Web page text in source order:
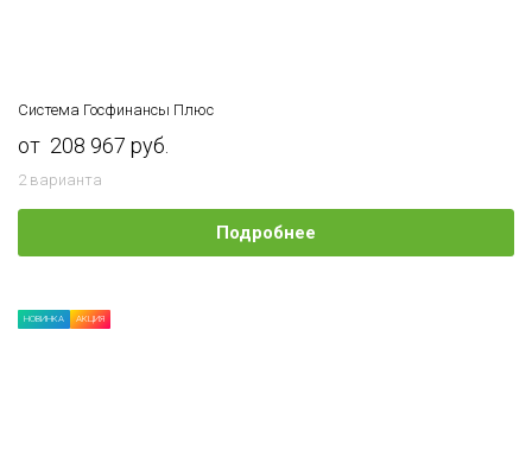
Система Госфинансы Плюс
от 208 967 руб.
2 варианта
Подробнее
НОВИНКА АКЦИЯ